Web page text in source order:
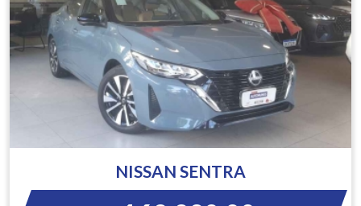
NISSAN SENTRA